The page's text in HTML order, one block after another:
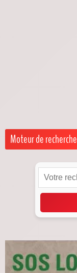
Moteur de recherche